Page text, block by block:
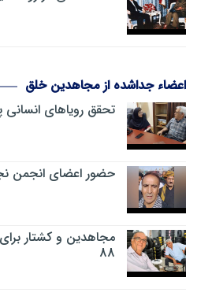
اعضاء جداشده از مجاهدین خلق
تحقق رویاهای
حضور اعضای انجمن
88